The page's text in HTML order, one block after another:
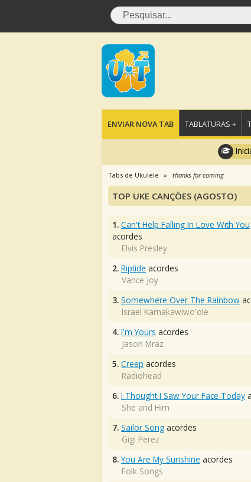
ENVIAR NOVA TAB TABLATURAS +
Tabs de Ukulele thanks for coming
TOP UKE CANÇÕES (AGOSTO)
1. Can't Help Falling In Love With You
acordes
Elvis Presley
2. Riptide acordes
Vance Joy
3. Somewhere Over The Rainbow
Israel Kamakawiwo'ole
4. I'm Yours acordes
Jason Mraz
5. Creep acordes
Radiohead
6. I Thought I Saw Your Face Today
She and Him
7. Sailor Song acordes
Gigi Perez
8. You Are My Sunshine acordes
Folk Songs